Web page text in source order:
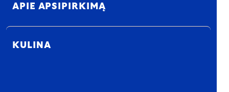
APIE APSIPIRKIMĄ
KULINA